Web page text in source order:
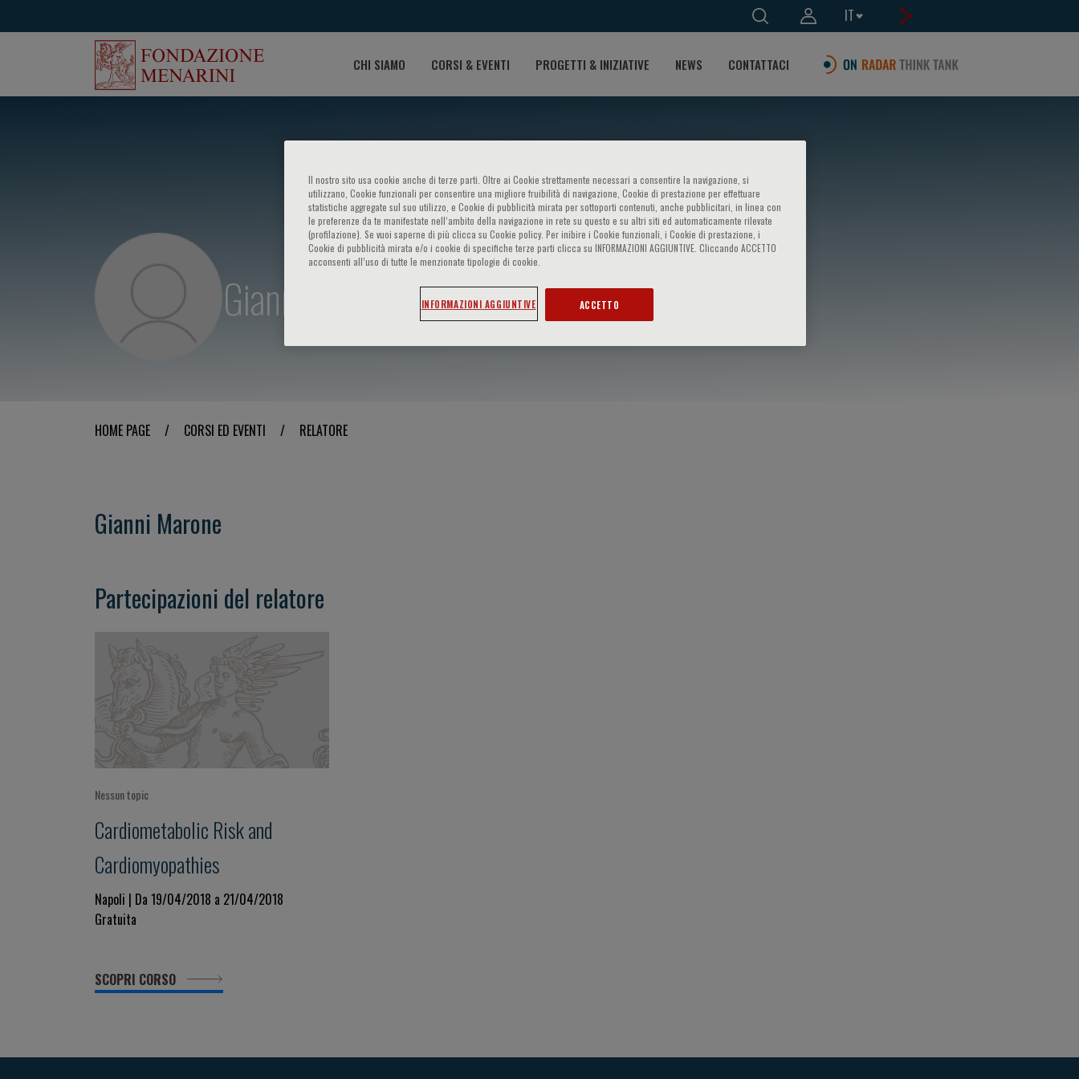
IT
CHI SIAMO CORSI & EVENTI PROGETTI & INIZIATIVE NEWS CONTATTACI
Gianni Marone
HOME PAGE / CORSI ED EVENTI / RELATORE
Gianni Marone
Partecipazioni del relatore
Nessun topic
Cardiometabolic Risk and
Cardiomyopathies
Napoli | Da 19/04/2018 a 21/04/2018
Gratuita
SCOPRI CORSO
Il nostro sito usa cookie anche di terze parti. Oltre ai Cookie strettamente necessari a consentire la navigazione, si
utilizzano, Cookie funzionali per consentire una migliore fruibilità di navigazione, Cookie di prestazione per effettuare
statistiche aggregate sul suo utilizzo, e Cookie di pubblicità mirata per sottoporti contenuti, anche pubblicitari, in linea con
le preferenze da te manifestate nell‘ambito della navigazione in rete su questo e su altri siti ed automaticamente rilevate
(profilazione). Se vuoi saperne di più clicca su Cookie policy. Per inibire i Cookie funzionali, i Cookie di prestazione, i
Cookie di pubblicità mirata e/o i cookie di specifiche terze parti clicca su INFORMAZIONI AGGIUNTIVE. Cliccando ACCETTO
acconsenti all’uso di tutte le menzionate tipologie di cookie.
INFORMAZIONI AGGIUNTIVE ACCETTO